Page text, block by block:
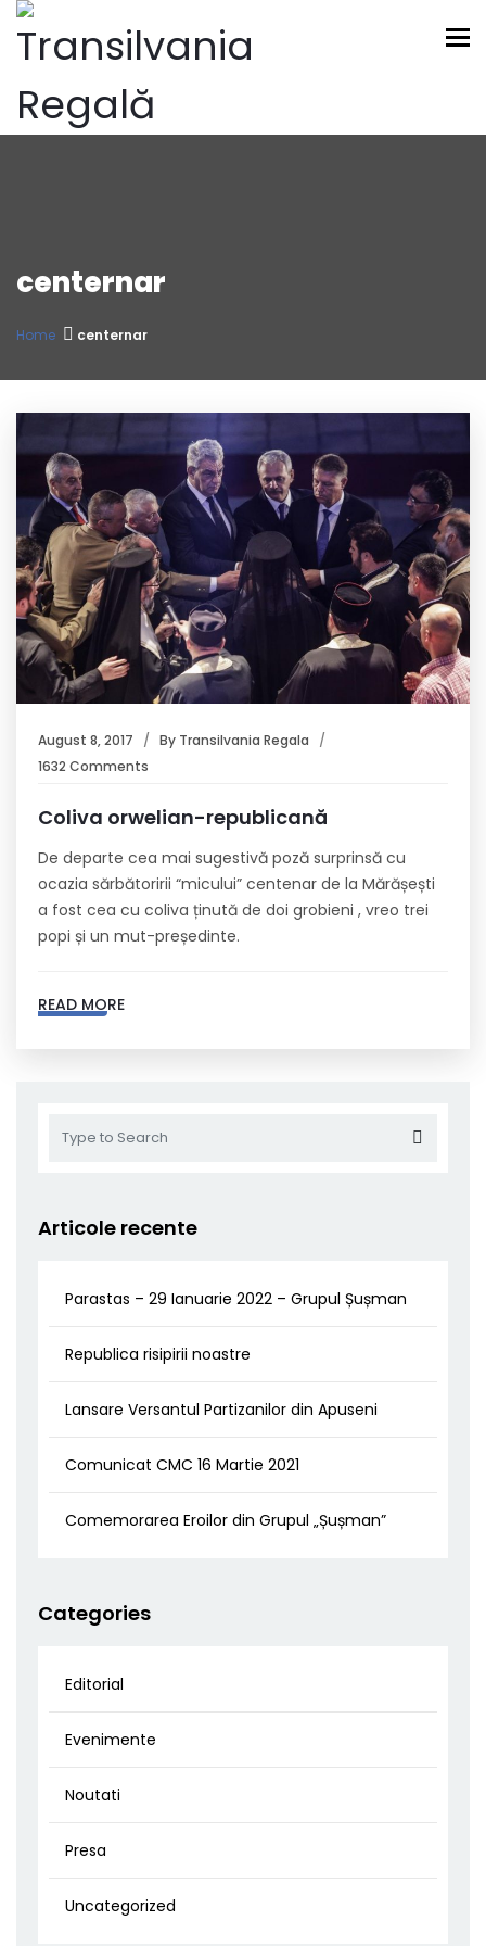
centernar
Home centernar
August 8, 2017 By Transilvania Regala
1632 Comments
Coliva orwelian-republicană
De departe cea mai sugestivă poză surprinsă cu
ocazia sărbătoririi “micului” centenar de la Mărășești
a fost cea cu coliva ținută de doi grobieni , vreo trei
popi și un mut-președinte.
READ MORE
Articole recente
Parastas – 29 Ianuarie 2022 – Grupul Șușman
Republica risipirii noastre
Lansare Versantul Partizanilor din Apuseni
Comunicat CMC 16 Martie 2021
Comemorarea Eroilor din Grupul „Șușman”
Categories
Editorial
Evenimente
Noutati
Presa
Uncategorized